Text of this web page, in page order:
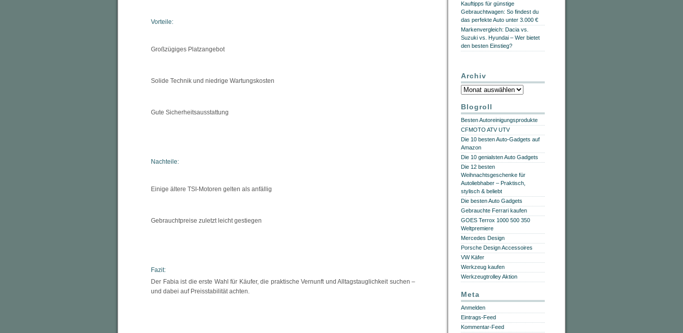
Vorteile:
Großzügiges Platzangebot
Solide Technik und niedrige Wartungskosten
Gute Sicherheitsausstattung
Nachteile:
Einige ältere TSI-Motoren gelten als anfällig
Gebrauchtpreise zuletzt leicht gestiegen
Fazit:
Der Fabia ist die erste Wahl für Käufer, die praktische Vernunft und Alltagstauglichkeit suchen –
und dabei auf Preisstabilität achten.
Kauftipps für günstige
Gebrauchtwagen: So findest du
das perfekte Auto unter 3.000 €
Markenvergleich: Dacia vs.
Suzuki vs. Hyundai – Wer bietet
den besten Einstieg?
Archiv
Archiv
Blogroll
Besten Autoreinigungsprodukte
CFMOTO ATV UTV
Die 10 besten Auto-Gadgets auf
Amazon
Die 10 genialsten Auto Gadgets
Die 12 besten
Weihnachtsgeschenke für
Autoliebhaber – Praktisch,
stylisch & beliebt
Die besten Auto Gadgets
Gebrauchte Ferrari kaufen
GOES Terrox 1000 500 350
Weltpremiere
Mercedes Design
Porsche Design Accessoires
VW Käfer
Werkzeug kaufen
Werkzeugtrolley Aktion
Meta
Anmelden
Eintrags-Feed
Kommentar-Feed